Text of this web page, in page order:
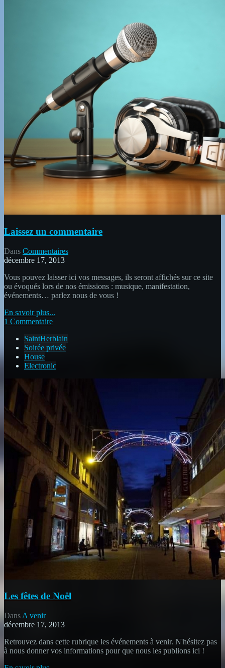
Laissez un commentaire
Dans Commentaires
décembre 17, 2013
Vous pouvez laisser ici vos messages, ils seront affichés sur ce site
ou évoqués lors de nos émissions : musique, manifestation,
événements… parlez nous de vous !
En savoir plus...
1 Commentaire
SaintHerblain
Soirée privée
House
Electronic
Les fêtes de Noël
Dans A venir
décembre 17, 2013
Retrouvez dans cette rubrique les événements à venir. N'hésitez pas
à nous donner vos informations pour que nous les publions ici !